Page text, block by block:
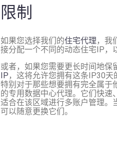
限制
如果您选择我们的住宅代理 ，我
接分配一个不同的动态住宅IP，
或者，如果您需要更长时间地保
IP ，这将允许您拥有这条IP30天
特别对于那些想要拥有完全属于
的专用数据中心代理。它们快速
适合在该区域进行多账户管理。
可以随意更换它们。